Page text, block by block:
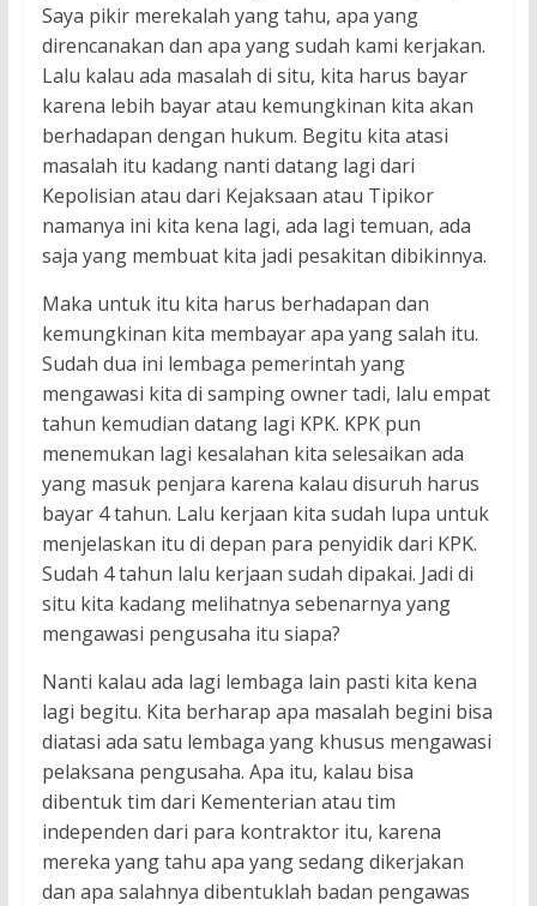
Saya pikir merekalah yang tahu, apa yang
direncanakan dan apa yang sudah kami kerjakan.
Lalu kalau ada masalah di situ, kita harus bayar
karena lebih bayar atau kemungkinan kita akan
berhadapan dengan hukum. Begitu kita atasi
masalah itu kadang nanti datang lagi dari
Kepolisian atau dari Kejaksaan atau Tipikor
namanya ini kita kena lagi, ada lagi temuan, ada
saja yang membuat kita jadi pesakitan dibikinnya.
Maka untuk itu kita harus berhadapan dan
kemungkinan kita membayar apa yang salah itu.
Sudah dua ini lembaga pemerintah yang
mengawasi kita di samping owner tadi, lalu empat
tahun kemudian datang lagi KPK. KPK pun
menemukan lagi kesalahan kita selesaikan ada
yang masuk penjara karena kalau disuruh harus
bayar 4 tahun. Lalu kerjaan kita sudah lupa untuk
menjelaskan itu di depan para penyidik dari KPK.
Sudah 4 tahun lalu kerjaan sudah dipakai. Jadi di
situ kita kadang melihatnya sebenarnya yang
mengawasi pengusaha itu siapa?
Nanti kalau ada lagi lembaga lain pasti kita kena
lagi begitu. Kita berharap apa masalah begini bisa
diatasi ada satu lembaga yang khusus mengawasi
pelaksana pengusaha. Apa itu, kalau bisa
dibentuk tim dari Kementerian atau tim
independen dari para kontraktor itu, karena
mereka yang tahu apa yang sedang dikerjakan
dan apa salahnya dibentuklah badan pengawas